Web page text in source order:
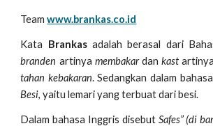
Teamwww.brankas.co.id
Kata Brankasadalah berasal dari
branden artinya membakardankast
tahan kebakaran. Sedangkan dalam
Besi, yaitu lemari yang terbuat dari besi.
Dalam bahasa Inggris disebut Safes” (di